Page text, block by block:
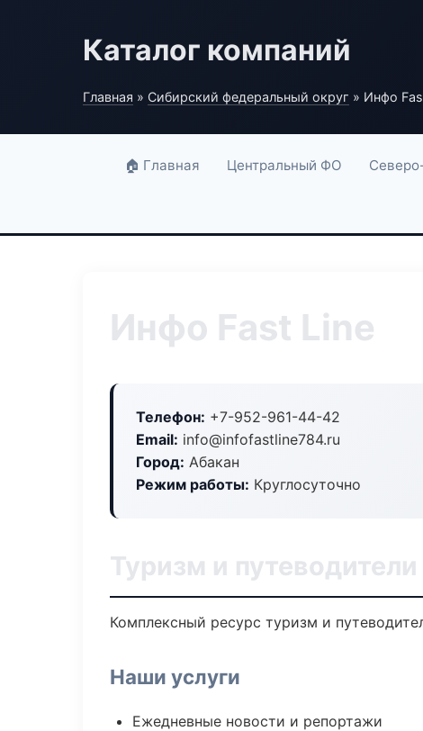
Каталог компаний
Главная » Сибирский федеральный округ » Инфо
🏠 Главная Центральный ФО
Инфо Fast Line
Телефон: +7-952-961-44-42
Email: info@infofastline784.ru
Город: Абакан
Режим работы: Круглосуточно
Туризм и
Комплексный ресурс туризм и
Наши услуги
Ежедневные новости и репортажи